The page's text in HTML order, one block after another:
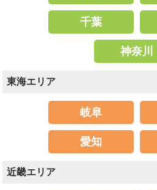
千葉
神奈川
東海エリア
岐阜
愛知
近畿エリア